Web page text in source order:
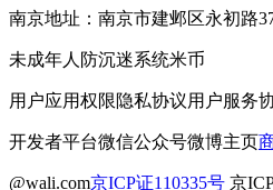
南京地址：南京市建邺区永初路
未成年人防沉迷系统米币
用户应用权限隐私协议用户服务
开发者平台微信公众号微博主页
@wali.com京ICP证110335号 京